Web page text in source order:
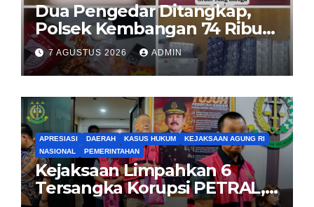
Dua Pengedar Ditangkap,
Polsek Kembangan 74 Ribu
Obat Keras, Sabu Hingga
Puluhan Vape Etomidate
Diamankan
7 AGUSTUS 2026 ADMIN
APRESIASI DAERAH KASUS HUKUM
KEJAKSAAN AGUNG RI
NASIONAL
PEMERINTAHAN
Kejaksaan Limpahkan 6
Tersangka Korupsi PETRAL,